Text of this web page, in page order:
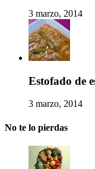
3 marzo, 2014
Estofado de
3 marzo, 2014
No te lo pierdas